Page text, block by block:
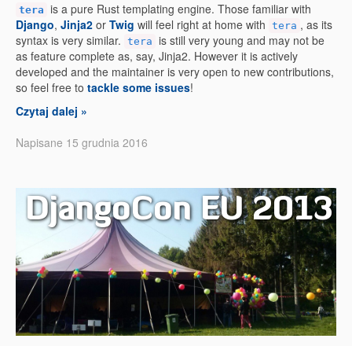
tera is a pure Rust templating engine. Those familiar with
Django, Jinja2 or Twig will feel right at home with tera , as its
syntax is very similar. tera is still very young and may not be
as feature complete as, say, Jinja2. However it is actively
developed and the maintainer is very open to new contributions,
so feel free to tackle some issues!
Czytaj dalej »
Napisane 15 grudnia 2016
DjangoCon EU 2013